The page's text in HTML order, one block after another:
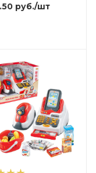
руб./шт